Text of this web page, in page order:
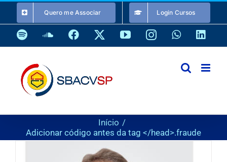
o
conteúdo
Quero me Associar Login Cursos
SpotifySoundCloud
Facebook YouTubeInstagramWhatsApp
Início
Adicionar código antes da tag </head>.fraude